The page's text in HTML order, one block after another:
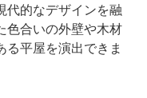
代的なデザインを融
色合いの外壁や木材
る平屋を演出できま